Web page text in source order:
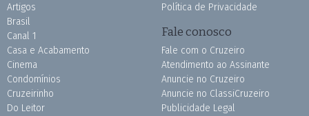
Artigos
Brasil
Canal 1
Casa e Acabamento
Cinema
Condomínios
Cruzeirinho
Do Leitor
Política de Privacidade
Fale conosco
Fale com o Cruzeiro
Atendimento ao Assinante
Anuncie no Cruzeiro
Anuncie no ClassiCruzeiro
Publicidade Legal